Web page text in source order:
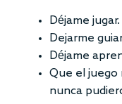
Déjame jugar.
Dejarme
Déjame
Que el juego
nunca